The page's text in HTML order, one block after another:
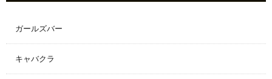
ガールズバー
キャバクラ